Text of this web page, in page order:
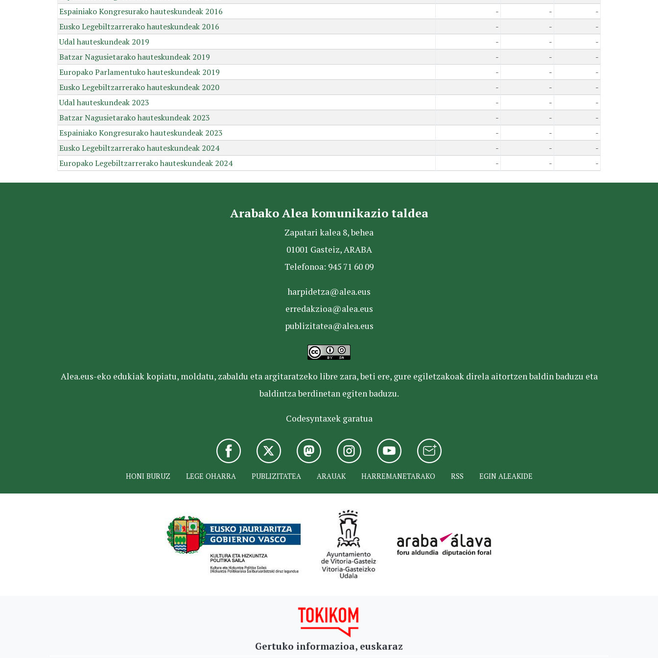
Espainiako Kongresurako hauteskundeak 2016
- -
-
Eusko Legebiltzarrerako hauteskundeak 2016
- -
-
Udal hauteskundeak 2019
- -
-
Batzar Nagusietarako hauteskundeak 2019
- -
-
Europako Parlamentuko hauteskundeak 2019
- -
-
Eusko Legebiltzarrerako hauteskundeak 2020
- -
-
Udal hauteskundeak 2023
- -
-
Batzar Nagusietarako hauteskundeak 2023
- -
-
Espainiako Kongresurako hauteskundeak 2023
- -
-
Eusko Legebiltzarrerako hauteskundeak 2024
- -
-
Europako Legebiltzarrerako hauteskundeak 2024
- - -
Arabako Alea komunikazio taldea
Zapatari kalea 8, behea
01001 Gasteiz, ARABA
Telefonoa: 945 71 60 09
harpidetza@alea.eus
erredakzioa@alea.eus
publizitatea@alea.eus
Alea.eus-eko edukiak kopiatu, moldatu, zabaldu eta argitaratzeko libre zara, beti ere, gure egiletzakoak direla aitortzen baldin baduzu eta
baldintza berdinetan egiten baduzu.
Codesyntaxek garatua
HONI BURUZ LEGE OHARRA PUBLIZITATEA ARAUAK HARREMANETARAKO RSS EGIN ALEAKIDE
Gertuko informazioa, euskaraz